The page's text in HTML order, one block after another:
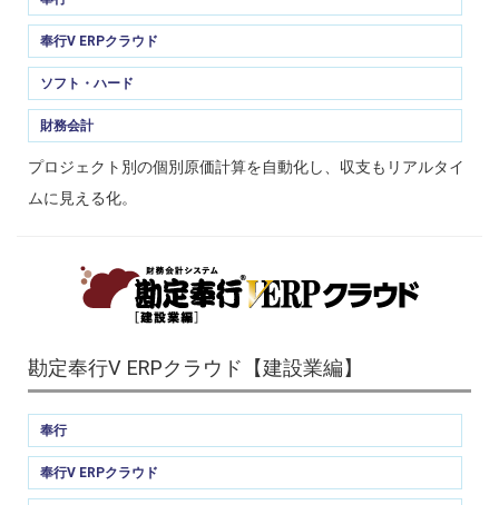
奉行V ERPクラウド
ソフト・ハード
財務会計
プロジェクト別の個別原価計算を自動化し、収支もリアルタイ
ムに見える化。
勘定奉行V ERPクラウド【建設業編】
奉行
奉行V ERPクラウド